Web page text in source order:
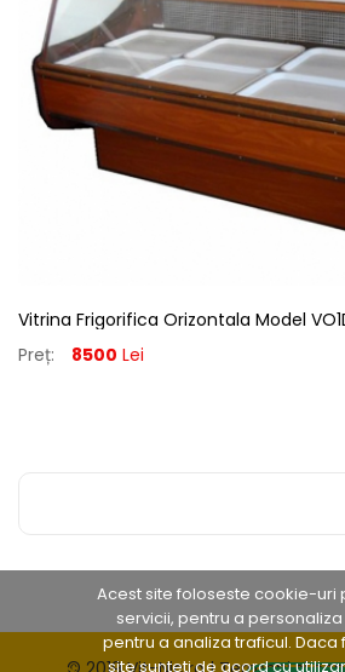
Vitrina Frigorifica Orizontala Model
Preț:
8500 Lei
Acest site foloseste cookie-uri
servicii, pentru a personaliza
pentru a analiza traficul. Daca
site sunteti de acord cu